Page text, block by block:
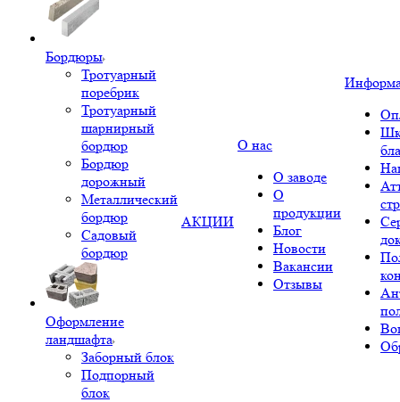
Бордюры
Тротуарный
поребрик
Тротуарный
шарнирный
бордюр
Бордюр
дорожный
Металлический
бордюр
Садовый
бордюр
Оформление
ландшафта
Заборный блок
Подпорный
блок
АКЦИИ
О нас
О заводе
О
продукции
Блог
Новости
Вакансии
Отзывы